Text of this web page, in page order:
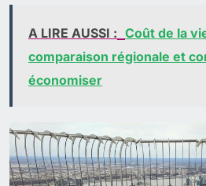
A LIRE AUSSI : Coût de la
comparaison régionale et
économiser